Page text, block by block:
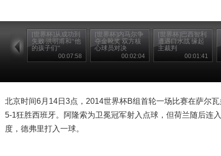
[世界杯]从成功到
失败 洪明甫和“他
的孩子们”
00:07:58
[世界杯]内马尔争
夺金靴奖 双方核
心球员对决
00:02:04
[世界杯]巴西智利
遭遇口水战 缘起
主裁判
00:01:41
北京时间6月14日3点，2014世界杯B组首轮一场比赛在萨尔
5-1狂胜西班牙。阿隆索为卫冕冠军射入点球，但荷兰随后连
度，德弗里打入一球。